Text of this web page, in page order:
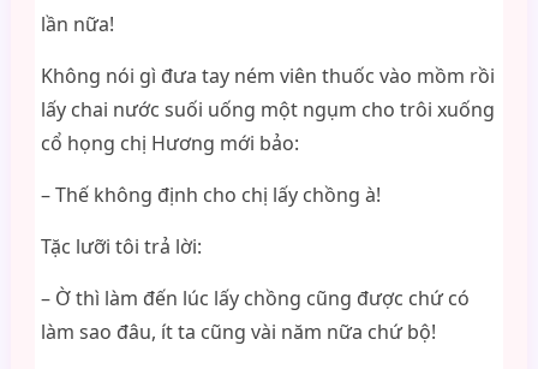
lần nữa!
Không nói gì đưa tay ném viên thuốc vào mồm rồi
lấy chai nước suối uống một ngụm cho trôi xuống
cổ họng chị Hương mới bảo:
– Thế không định cho chị lấy chồng à!
Tặc lưỡi tôi trả lời:
– Ờ thì làm đến lúc lấy chồng cũng được chứ có
làm sao đâu, ít ta cũng vài năm nữa chứ bộ!